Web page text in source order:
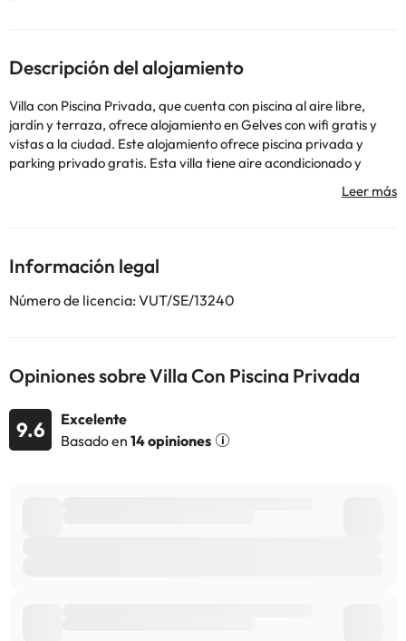
Descripción del alojamiento
Villa con Piscina Privada, que cuenta con piscina al aire libre,
jardín y terraza, ofrece alojamiento en Gelves con wifi gratis y
vistas a la ciudad. Este alojamiento ofrece piscina privada y
parking privado gratis. Esta villa tiene aire acondicionado y
cuenta con 4 dormitorios, TV de pantalla plana por cable, zona
de comedor y cocina con nevera y lavavajillas. Hay toallas y ropa
(Aeropuerto de Sevilla) está a 21 km.
En este alojamiento no se pueden celebrar despedidas de soltero
o soltera ni fiestas similares. Informa a con antelación de tu hora
aparecen en la confirmación de la reserva. Gestionado por un
particular
Algunos de los servicios detallados pueden ser de pago. Puedes
consultar sus tarifas directamente en el establecimiento. Toda la
Información legal
Número de licencia: VUT/SE/13240
Opiniones sobre Villa Con Piscina Privada
9.6
Excelente
Basado en 14 opiniones